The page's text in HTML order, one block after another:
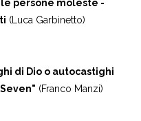
persone moleste -
(Luca Garbinetto)
di Dio o autocastighi
(Franco Manzi)